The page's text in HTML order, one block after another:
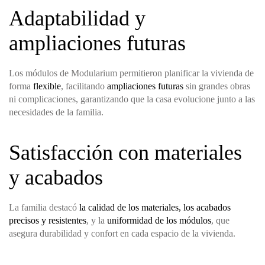
Adaptabilidad y
ampliaciones futuras
Los módulos de Modularium permitieron planificar la vivienda de
forma flexible, facilitando ampliaciones futuras sin grandes obras
ni complicaciones, garantizando que la casa evolucione junto a las
necesidades de la familia.
Satisfacción con materiales
y acabados
La familia destacó la calidad de los materiales, los acabados
precisos y resistentes, y la uniformidad de los módulos, que
asegura durabilidad y confort en cada espacio de la vivienda.